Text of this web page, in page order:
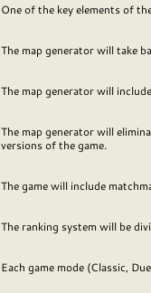
One of the key elements of
The map generator will take
The map generator will
The map generator will
versions of the game.
The game will include
The ranking system will be
Each game mode (Classic,